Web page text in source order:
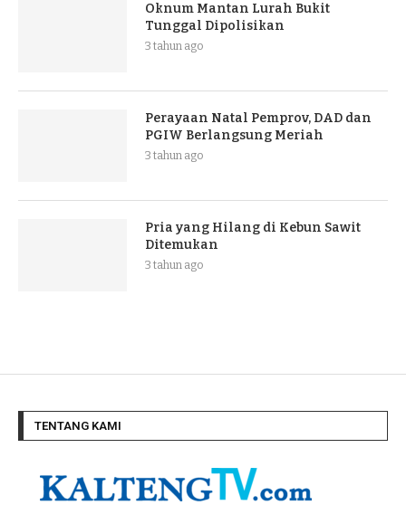
Oknum Mantan Lurah Bukit
Tunggal Dipolisikan
3 tahun ago
Perayaan Natal Pemprov, DAD dan
PGIW Berlangsung Meriah
3 tahun ago
Pria yang Hilang di Kebun Sawit
Ditemukan
3 tahun ago
TENTANG KAMI